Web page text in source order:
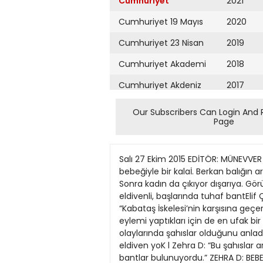
Cumhuriyet 19 Mayıs
Cumhuriyet 23 Nisan
Cumhuriyet Akademi
Cumhuriyet Akdeniz
Cumhuriyet Alışveriş
Cumhuriyet Ankara
Cumhuriyet Büyük
Taaruz
Cumhuriyet
Cumartesi
Cumhuriyet Çevre
2020
2019
2018
2017
2016
2015
2013
2012
2011
2010
2009
Our Subscribers Can Login And
Page
Salı 27 Ekim 2015 EDİTÖR: MÜNEVVER OSKAY haber 7 BERKAN: ‘BEBEĞİ KUCAĞINDA’ DEMİŞTİ de tacize uğradığını söyleyen kadın kucağında bebeğiyle bir kalaİ. Berkan balığın arasına giriyor. Boş bir çocuk arabasını da itiyor. Sonra çocuk arabasının devrildiğini görüyorsunuz. Sonra kadın da çıkıyor dışarıya. Görüntü bu.” l İsmet Berkan: “Görüntü Çakır: ‘Deri eldiven’ DEDİ Elif Çakır: “Üzerleri çıplak, elleri deri eldivenli, başlarında tuhaf bantElif Çakır lı 70100 kadar adamın ortasında kaldım.” l SELVİ: KADINI KURTARANLAR DÖVÜLDÜ l Abdülkadir Selvi: “Kabataş İskelesi’nin karşısına geçerken bir grup eylemciyi görüyor. Bunların Gezi eylemcileri olduğunu fark ediyor, hatta çevre ve ağaç eylemi yaptıkları için de en ufak bir rahatsızlık hissetmiyor.” l Zehra D: “Bu şahısların son günlerde ülkemizde meydana gelen protesto olaylarında şahıslar olduğunu anladım. Hızlı bir şekilde büfeye gittim. Sonra da alandan uzaklaşmak için karşıya geçtim.” ZEHRA D: deri eldiven yoK l Zehra D: “Bu şahıslar arasında bulunan erkek şahısların büyük bir kısmının üst kıyafeti yoktu, kimisinin kafasında siyah renkli bantlar bulunuyordu.” ZEHRA D: BEBEK ARABADA l Zehra D: “Çocuğumun içerisinde bulunduğu bebek arabası ile terminal binasının orada bulunan ışıklardan karşıya geçmek üzere ışıkların oraya geldim.” A. Selvi Umudumuz direncimizdir... Kasım’da erken genel seçimlere gidiyoruz... Seçimlere beş gün kalmasına karşın toplumda bir hareketlenme falan yok. Suskunluk egemen! Ankara katliamını gerçekleştiren saldırganların üzerlerindeki bombalarla 45 dakika kent içinde dolaşmaları, polisin arama noktalarından sorunsuz biçimde geçmeleri, birbirlerine mesajla “aşkım ben geçtim” demeleri... Kanlı bir eyleme değil pikniğe gidiyorlar sanki... Güle oynaya! Adana’dan Ankara’ya kaç kez durdurulur araçlar, kaç kez trafik denetimi yapılır? Teröristlerin birileri tarafından korunup kollandıkları kesin! Peki, kim onlar! Cumhuriyet tarihimizin en büyük katliamı, 10 Ekim’de Ankara’da yapılacak “barış mitingi” öncesi, tarihi tren garının önündeki alanın iki ayrı yerinde yapılmıştı... 100’ü aşkın canımızı yitirdik bu alçak bombalı saldırıda... Barış dilini kullananların “vatan haini” olarak görüldüğü bir ülkede, çevreye yayılmış paramparça olmuş bedenler... Hayat ve ölüm arasındaki o ince çizgi! O günden bugüne dek uykularım kaçıyor; havanın koynunda, sarı bir halenin gölgesinde dolaşıyorum. Bizi karanlığa tutsak, orada yaşamaya mahkum etmek isteyenleri, kanla beslenen kurtları lanetliyorum. Emekçilerin, üniversite öğrencilerinin,